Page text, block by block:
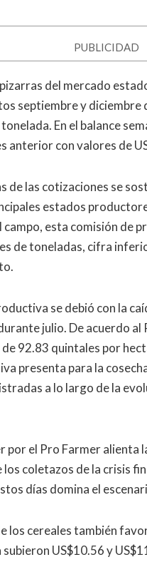
PUBLICIDAD
del mercado
septiembre y diciembre
En el balance
anterior con valores de
de las cotizaciones se
estados
esta comisión de
de toneladas, cifra
se debió con la
julio. De acuerdo
92.83 quintales por
presenta para la
a lo largo de la
por el Pro Farmer alienta
los coletazos de la crisis
días domina el
los cereales también
US$10.56 y